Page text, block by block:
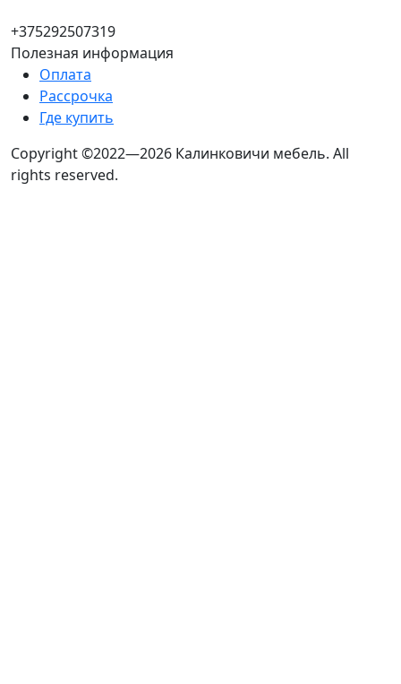
+375292507319
Полезная информация
Оплата
Рассрочка
Где купить
Copyright ©2022—2026 Калинковичи мебель. All
rights reserved.